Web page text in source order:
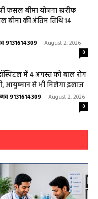
फसल बीमा योजना खरीफ
की अंतिम तिथि 14
9131614309 - August 2, 2026
0
में 4 अगस्त को बाल रोग
आयुष्मान से भी मिलेगा इलाज
9131614309 - August 2, 2026
0